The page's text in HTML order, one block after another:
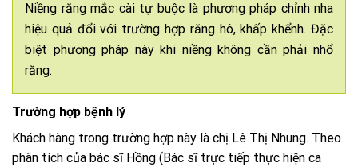
Niềng răng mắc cài tự buộc là phương pháp chỉnh nha
hiệu quả đổi với trường hợp răng hô, khấp khểnh. Đặc
biệt phương pháp này khi niềng không cần phải nhổ
răng.
Trường hợp bệnh lý
Khách hàng trong trường hợp này là chị Lê Thị Nhung. Theo
phân tích của bác sĩ Hồng (Bác sĩ trực tiếp thực hiện ca